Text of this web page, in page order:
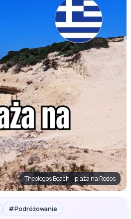
Theologos Beach – plaża na Rodos
#Podróżowanie